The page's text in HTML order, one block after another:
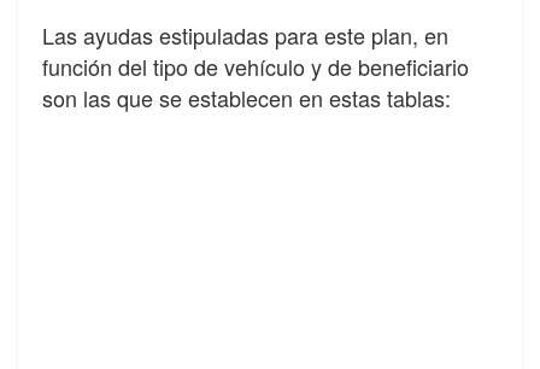
Las ayudas estipuladas para este plan, en
función del tipo de vehículo y de beneficiario
son las que se establecen en estas tablas: